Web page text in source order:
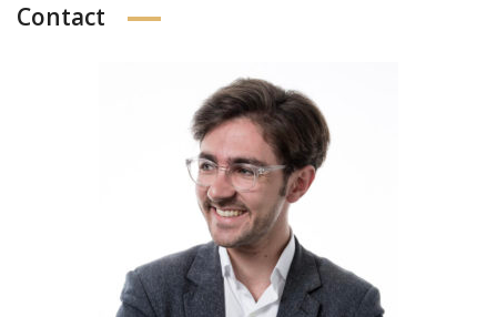
Contact